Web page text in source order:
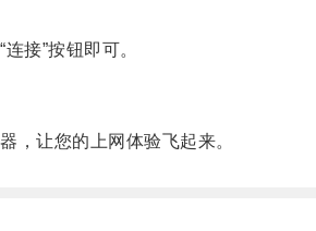
接”按钮即可。
让您的上网体验飞起来。